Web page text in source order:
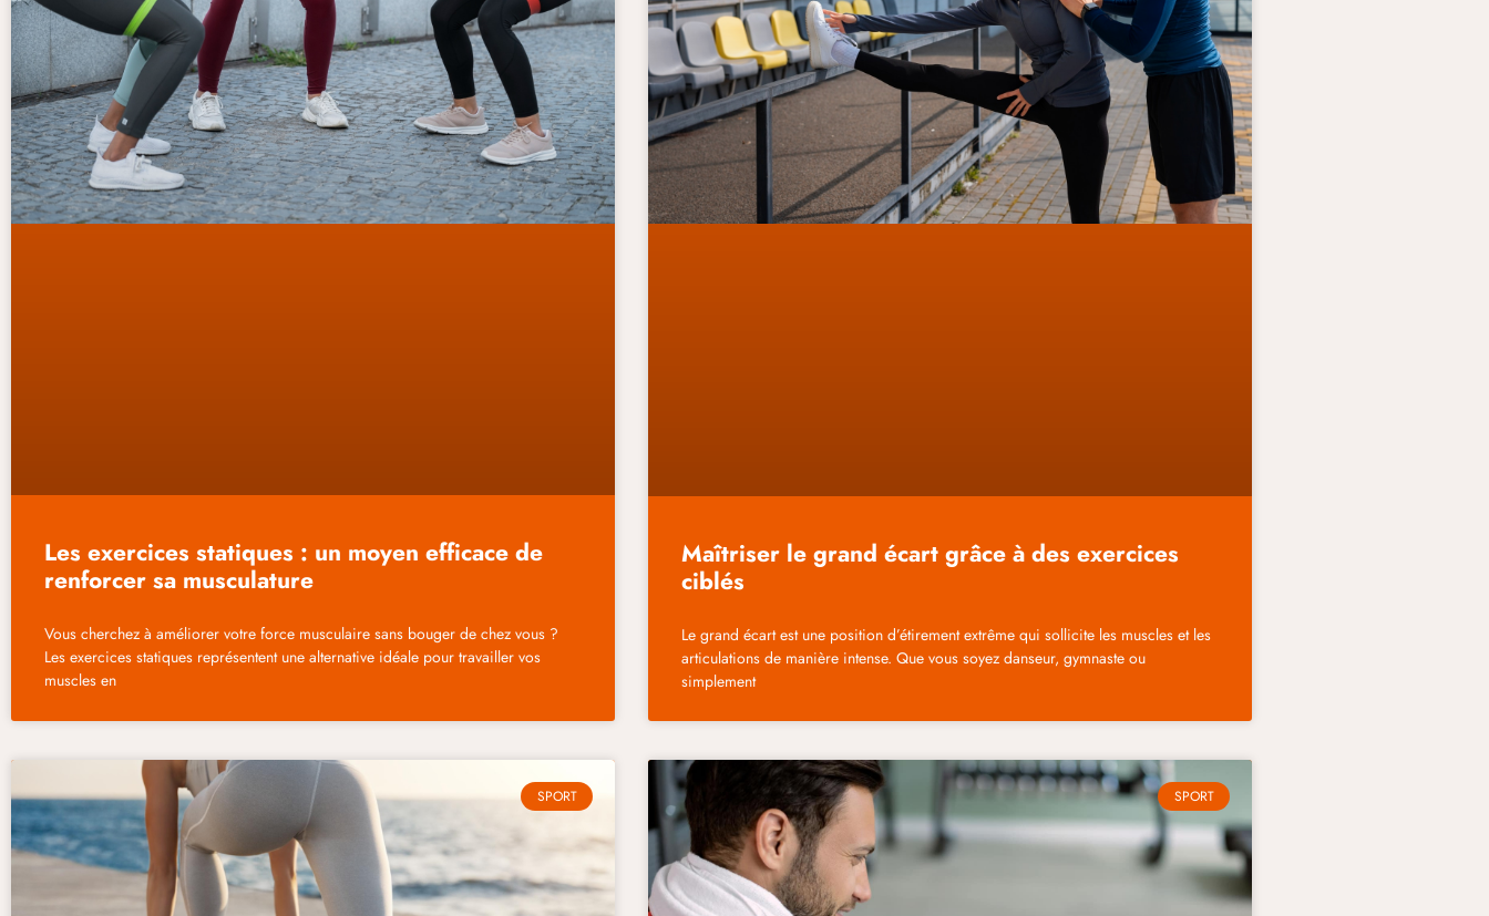
Les exercices statiques : un moyen efficace de
renforcer sa musculature
Vous cherchez à améliorer votre force musculaire sans bouger de chez vous ?
Les exercices statiques représentent une alternative idéale pour travailler vos
muscles en
Maîtriser le grand écart grâce à des exercices
ciblés
Le grand écart est une position d’étirement extrême qui sollicite les muscles et les
articulations de manière intense. Que vous soyez danseur, gymnaste ou
simplement
SPORT SPORT